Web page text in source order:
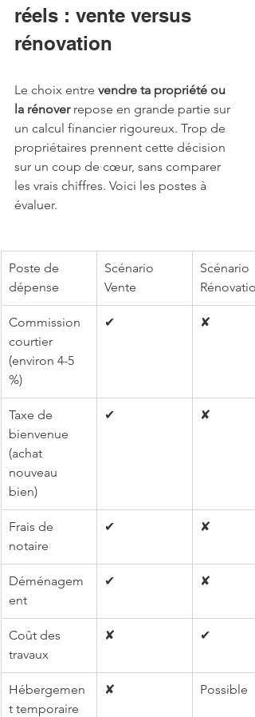
réels : vente versus
rénovation
Le choix entre vendre ta propriété ou
la rénover repose en grande partie sur
un calcul financier rigoureux. Trop de
propriétaires prennent cette décision
sur un coup de cœur, sans comparer
les vrais chiffres. Voici les postes à
évaluer.
Poste de
dépense
Scénario
Vente
Scénario
Commission
courtier
(environ 4-5
%)
✔ ✘
Taxe de
bienvenue
(achat
nouveau
bien)
✔ ✘
Frais de
notaire
✔ ✘
Déménagem
ent
✔ ✘
Coût des
travaux
✘ ✔
Hébergemen
t temporaire
✘ Possible